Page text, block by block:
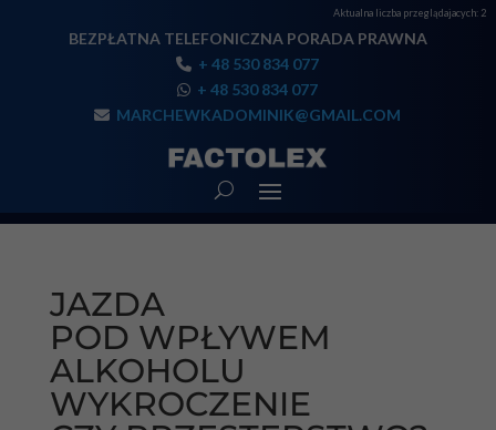
Aktualna liczba przeglądajacych: 2
BEZPŁATNA TELEFONICZNA PORADA PRAWNA
+ 48 530 834 077
+ 48 530 834 077
MARCHEWKADOMINIK@GMAIL.COM
JAZDA
POD WPŁYWEM
ALKOHOLU
WYKROCZENIE